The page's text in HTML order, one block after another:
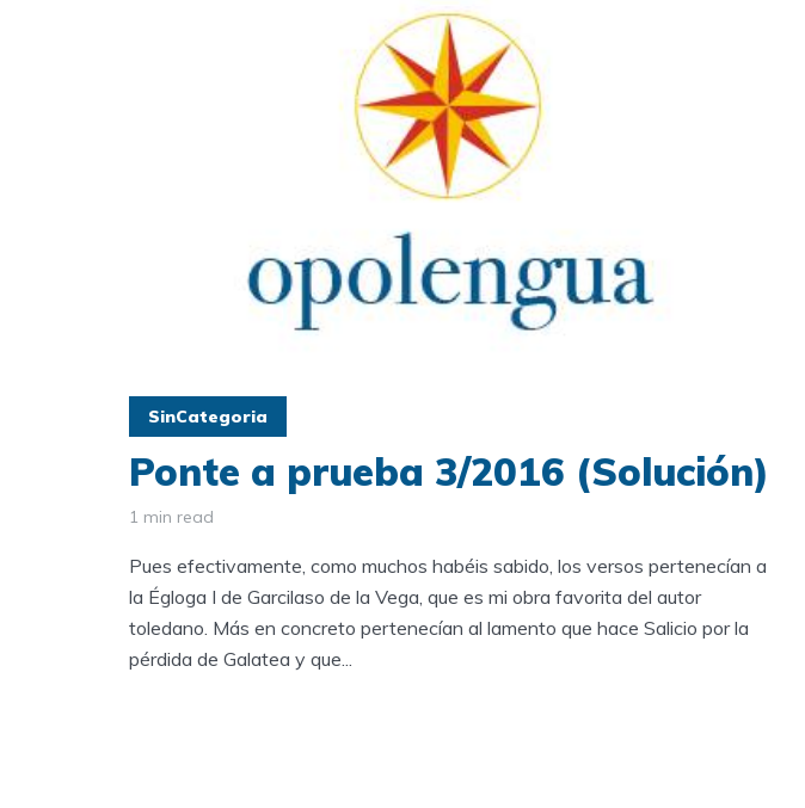
SinCategoria
Ponte a prueba 3/2016 (Solución)
1 min read
Pues efectivamente, como muchos habéis sabido, los versos pertenecían a
la Égloga I de Garcilaso de la Vega, que es mi obra favorita del autor
toledano. Más en concreto pertenecían al lamento que hace Salicio por la
pérdida de Galatea y que...